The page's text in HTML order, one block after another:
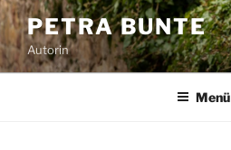
Zum
Inhalt
springen
PETRA BUNTE
Autorin
Menü